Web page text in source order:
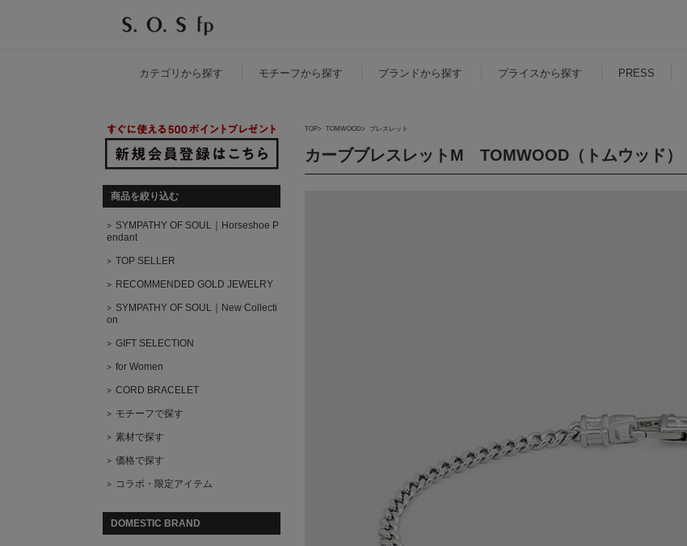
カテゴリ から探す モチーフ から探す ブランド から探す プライス から探す PRESS
TOP TOMWOOD ブレスレット
カーブブレスレットM TOMWOOD（トムウッド）
商品を絞り込む
SYMPATHY OF SOUL｜Horseshoe P
endant
TOP SELLER
RECOMMENDED GOLD JEWELRY
SYMPATHY OF SOUL｜New Collecti
on
GIFT SELECTION
for Women
CORD BRACELET
モチーフで探す
素材で探す
価格で探す
コラボ・限定アイテム
DOMESTIC BRAND